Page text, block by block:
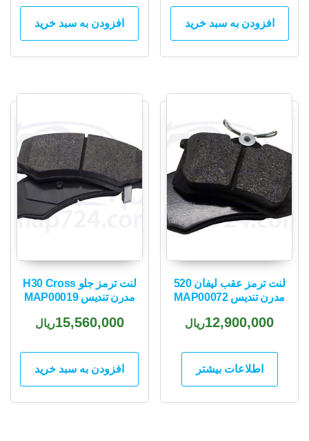
افزودن به سبد خرید افزودن به سبد خرید
لنت ترمز عقب لیفان 520
مدرن تندیس MAP00072
12,900,000ریال
اطلاعات بیشتر
لنت ترمز جلو H30 Cross
مدرن تندیس MAP00019
15,560,000ریال
افزودن به سبد خرید